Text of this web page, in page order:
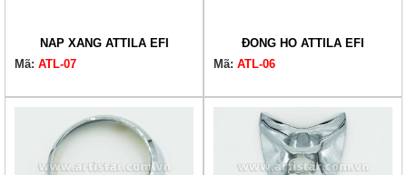
NẮP XĂNG ATTILA EFI
Mã: ATL-07
ĐỒNG HỒ ATTILA EFI
Mã: ATL-06